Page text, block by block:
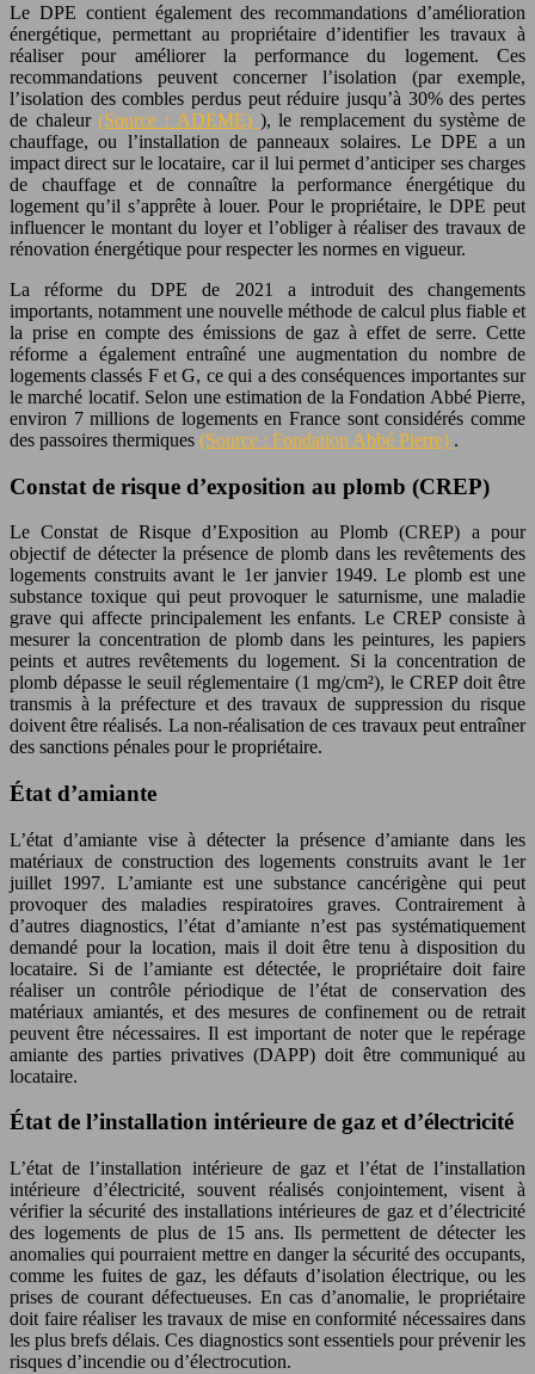
Le DPE contient également des recommandations d’amélioration
énergétique, permettant au propriétaire d’identifier les travaux à
réaliser pour améliorer la performance du logement. Ces
recommandations peuvent concerner l’isolation (par exemple,
l’isolation des combles perdus peut réduire jusqu’à 30% des pertes
de chaleur(Source : ADEME) ), le remplacement du système de
chauffage, ou l’installation de panneaux solaires. Le DPE a un
impact direct sur le locataire, car il lui permet d’anticiper ses charges
de chauffage et de connaître la performance énergétique du
logement qu’il s’apprête à louer. Pour le propriétaire, le DPE peut
influencer le montant du loyer et l’obliger à réaliser des travaux de
rénovation énergétique pour respecter les normes en vigueur.
La réforme du DPE de 2021 a introduit des changements
importants, notamment une nouvelle méthode de calcul plus fiable et
la prise en compte des émissions de gaz à effet de serre. Cette
réforme a également entraîné une augmentation du nombre de
logements classés F et G, ce qui a des conséquences importantes sur
le marché locatif. Selon une estimation de la Fondation Abbé Pierre,
environ 7 millions de logements en France sont considérés comme
des passoires thermiques (Source : Fondation Abbé Pierre) .
Constat de risque d’exposition au plomb (CREP)
Le Constat de Risque d’Exposition au Plomb (CREP) a pour
objectif de détecter la présence de plomb dans les revêtements des
logements construits avant le 1er janvier 1949. Le plomb est une
substance toxique qui peut provoquer le saturnisme, une maladie
grave qui affecte principalement les enfants. Le CREP consiste à
mesurer la concentration de plomb dans les peintures, les papiers
peints et autres revêtements du logement. Si la concentration de
plomb dépasse le seuil réglementaire (1 mg/cm²), le CREP doit être
transmis à la préfecture et des travaux de suppression du risque
doivent être réalisés. La non-réalisation de ces travaux peut entraîner
des sanctions pénales pour le propriétaire.
État d’amiante
L’état d’amiante vise à détecter la présence d’amiante dans les
matériaux de construction des logements construits avant le 1er
juillet 1997. L’amiante est une substance cancérigène qui peut
provoquer des maladies respiratoires graves. Contrairement à
d’autres diagnostics, l’état d’amiante n’est pas systématiquement
demandé pour la location, mais il doit être tenu à disposition du
locataire. Si de l’amiante est détectée, le propriétaire doit faire
réaliser un contrôle périodique de l’état de conservation des
matériaux amiantés, et des mesures de confinement ou de retrait
peuvent être nécessaires. Il est important de noter que le repérage
amiante des parties privatives (DAPP) doit être communiqué au
locataire.
État de l’installation intérieure de gaz et d’électricité
L’état de l’installation intérieure de gaz et l’état de l’installation
intérieure d’électricité, souvent réalisés conjointement, visent à
vérifier la sécurité des installations intérieures de gaz et d’électricité
des logements de plus de 15 ans. Ils permettent de détecter les
anomalies qui pourraient mettre en danger la sécurité des occupants,
comme les fuites de gaz, les défauts d’isolation électrique, ou les
prises de courant défectueuses. En cas d’anomalie, le propriétaire
doit faire réaliser les travaux de mise en conformité nécessaires dans
les plus brefs délais. Ces diagnostics sont essentiels pour prévenir les
risques d’incendie ou d’électrocution.